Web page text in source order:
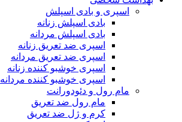
اسپری و بادی اسپلش
بادی اسپلش زنانه
بادی اسپلش مردانه
اسپری ضد تعریق زنانه
اسپری ضد تعریق مردانه
اسپری خوشبو کننده زنانه
اسپری خوشبو کننده مردانه
مام رول و دئودورانت
مام رول ضد تعریق
کرم و ژل ضد تعریق